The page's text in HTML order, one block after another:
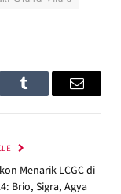
Tumblr Email
Menarik LCGC di
Brio, Sigra, Agya